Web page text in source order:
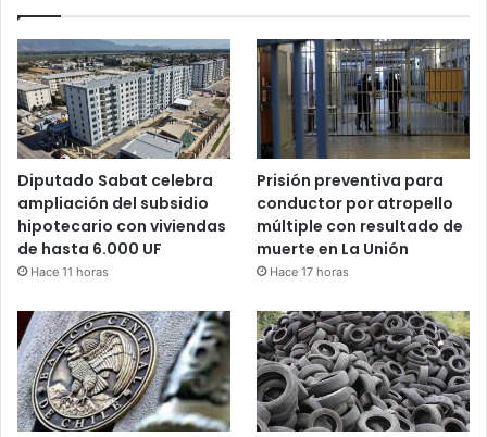
Diputado Sabat celebra
ampliación del subsidio
hipotecario con viviendas
de hasta 6.000 UF
Hace 11 horas
Prisión preventiva para
conductor por atropello
múltiple con resultado de
muerte en La Unión
Hace 17 horas